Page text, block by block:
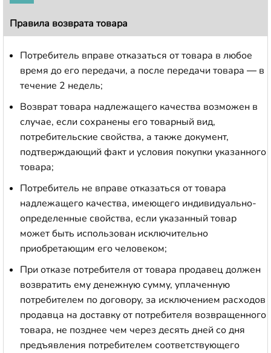
Правила возврата товара
Потребитель вправе отказаться от товара в любое
время до его передачи, а после передачи товара — в
течение 2 недель;
Возврат товара надлежащего качества возможен в
случае, если сохранены его товарный вид,
потребительские свойства, а также документ,
подтверждающий факт и условия покупки указанного
товара;
Потребитель не вправе отказаться от товара
надлежащего качества, имеющего индивидуально-
определенные свойства, если указанный товар
может быть использован исключительно
приобретающим его человеком;
При отказе потребителя от товара продавец должен
возвратить ему денежную сумму, уплаченную
потребителем по договору, за исключением расходов
продавца на доставку от потребителя возвращенного
товара, не позднее чем через десять дней со дня
предъявления потребителем соответствующего